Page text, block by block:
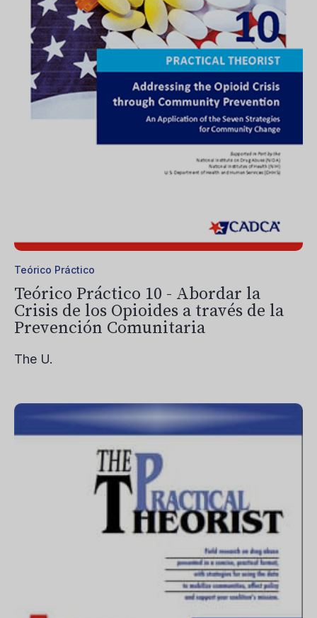
Teórico Práctico
Teórico Práctico 10 - Abordar la
Crisis de los Opioides a través de la
Prevención Comunitaria
The U.